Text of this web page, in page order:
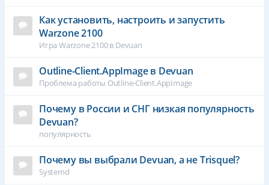
Как установить, настроить и запустить
Warzone 2100
Игра Warzone 2100 в Devuan
Outline-Client.AppImage в Devuan
Проблема работы Outline-Client.AppImage
Почему в России и СНГ низкая популярность
Devuan?
популярность
Почему вы выбрали Devuan, а не Trisquel?
Systemd